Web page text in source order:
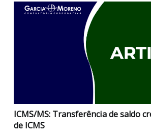
Hildebrando Patrik Fabri Conheça a
Corporativa Inscreva-se no ...
Estadual - MS